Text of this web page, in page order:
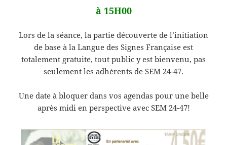
à 15H00
Lors de la séance, la partie découverte de l’initiation
de base à la Langue des Signes Française est
totalement gratuite, tout public y est bienvenu, pas
seulement les adhérents de SEM 24-47.
Une date à bloquer dans vos agendas pour une belle
après midi en perspective avec SEM 24-47!